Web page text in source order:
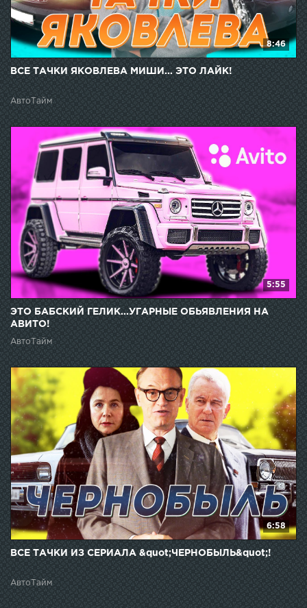
8:46
ВСЕ ТАЧКИ ЯКОВЛЕВА МИШИ... ЭТО ЛАЙК!
АвтоТайм
5:55
ЭТО БАБСКИЙ ГЕЛИК...УГАРНЫЕ ОБЬЯВЛЕНИЯ НА
АВИТО!
АвтоТайм
6:58
ВСЕ ТАЧКИ ИЗ СЕРИАЛА &quot;ЧЕРНОБЫЛЬ&quot;!
АвтоТайм